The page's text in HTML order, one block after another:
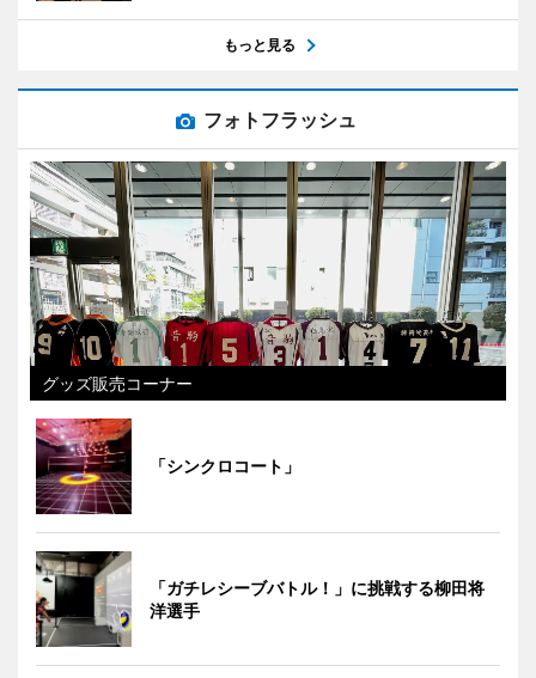
もっと見る
フォトフラッシュ
グッズ販売コーナー
「シンクロコート」
「ガチレシーブバトル！」に挑戦する柳田将
洋選手